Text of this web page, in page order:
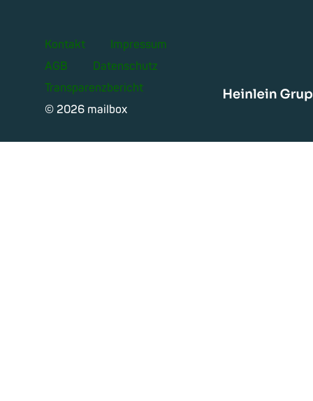
Kontakt
Impressum
AGB
Datenschutz
Transparenzbericht
© 2026 mailbox